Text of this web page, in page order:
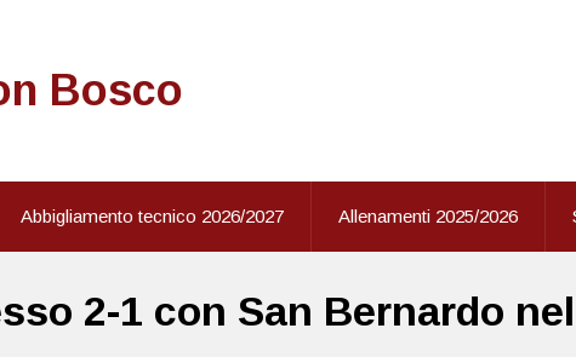
Bosco
Abbigliamento tecnico 2026/2027 Allenamenti 2025/2026
2-1 con San Bernardo